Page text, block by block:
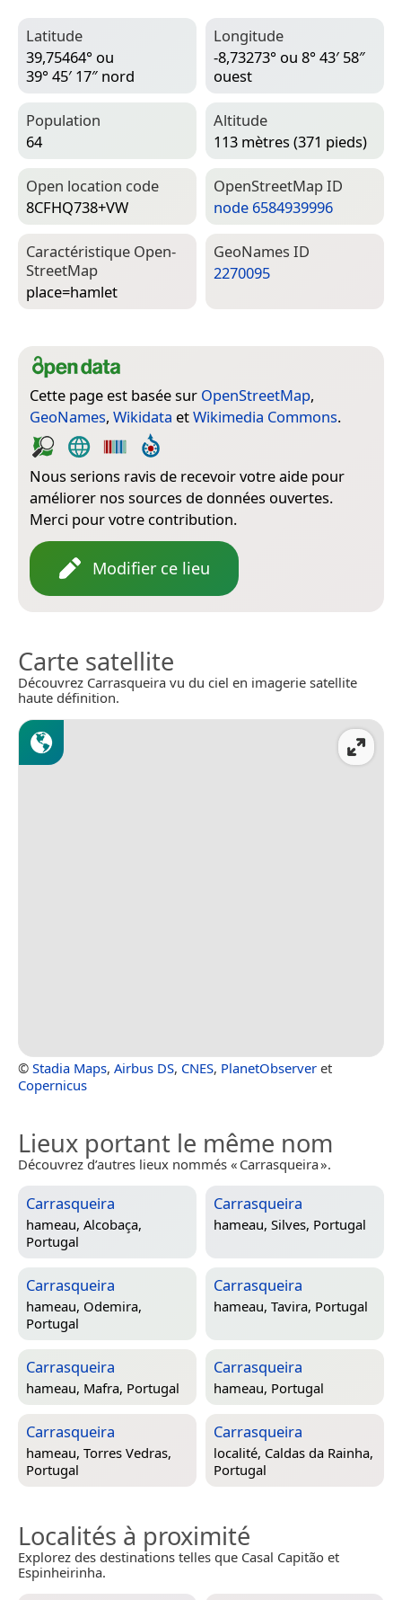
Latitude
39,75464° ou
39° 45′ 17″ nord
Longitude
-8,73273° ou 8° 43′ 58″
ouest
Population
64
Altitude
113 mètres (371 pieds)
Open location code
8CFHQ738+VW
Open­Street­Map ID
node 6584939996
Caractéristique Open­
Street­Map
place=­hamlet
Geo­Names ID
2270095
Cette page est basée sur OpenStreetMap,
GeoNames, Wikidata etWikimedia Commons.
Nous serions ravis de recevoir votre aide pour
améliorer nos sources de données ouvertes.
Merci pour votre contribution.
Modifier ce lieu
Carte satellite
Découvrez Carrasqueira vu du ciel en imagerie satellite
haute définition.
© Stadia Maps, Airbus DS, CNES, PlanetObserver et
Copernicus
Lieux portant le même nom
Découvrez d’autres lieux nommés « Carrasqueira ».
Carrasqueira
hameau, Alcobaça,
Portugal
Carrasqueira
hameau, Silves, Portugal
Carrasqueira
hameau, Odemira,
Portugal
Carrasqueira
hameau, Tavira, Portugal
Carrasqueira
hameau, Mafra, Portugal
Carrasqueira
hameau, Portugal
Carrasqueira
hameau, Torres Vedras,
Portugal
Carrasqueira
localité, Caldas da Rainha,
Portugal
Localités à proximité
Explorez des destinations telles que Casal Capitão et
Espinheirinha.